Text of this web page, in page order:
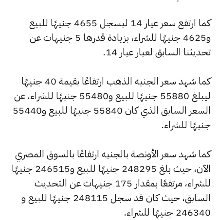
كما ارتفع سعر عيار 14 ليسجل 4655 جنيهًا للبيع
و4625 جنيهًا للشراء، بزيادة قدرها 5 جنيهات عن
تحديثنا السابق لعيار عيار 14.
كما شهد سعر الجنيه الذهب ارتفاعًا بقيمة 40 جنيهًا
ليبلغ 55880 جنيهًا للبيع و55480 جنيهًا للشراء، عن
السعر السابق الذي كان 55840 جنيهًا للبيع و55440
جنيهًا للشراء.
كما شهد سعر الأونصة بالجنيه ارتفاعًا بالسوق المصري
الآن، حيث بلغ 248295 جنيهًا للبيع و246515 جنيهًا
للشراء، مرتفعًا بمقدار 175 جنيهات عن التحديث
السابق، حيث كان قد سجل 248115 جنيهًا للبيع و
246340 جنيهًا للشراء.